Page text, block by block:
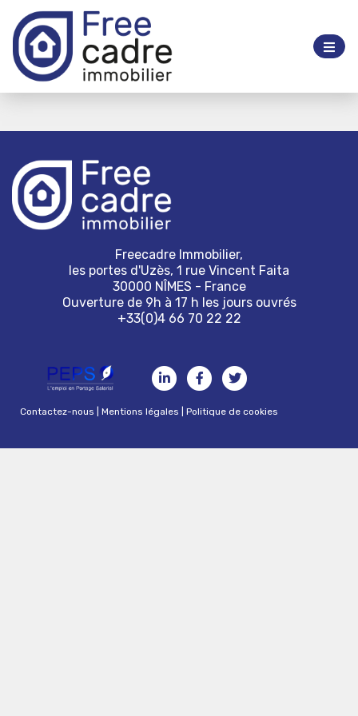
Freecadre Immobilier,
les portes d'Uzès, 1 rue Vincent Faita
30000 NÎMES - France
Ouverture de 9h à 17 h les jours ouvrés
+33(0)4 66 70 22 22
Contactez-nous |Mentions légales |Politique de cookies